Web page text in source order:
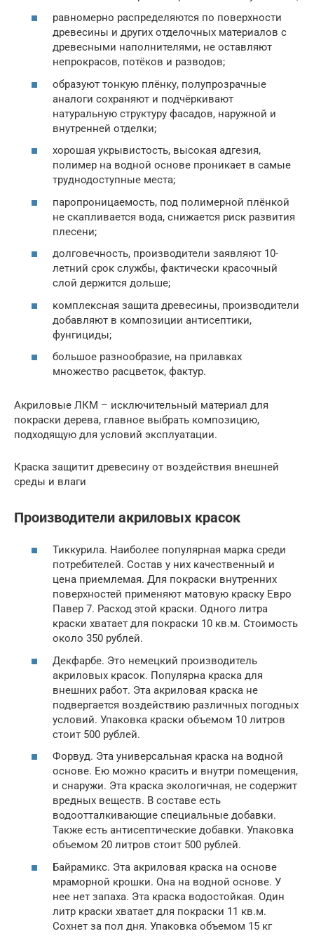
равномерно распределяются по поверхности
древесины и других отделочных материалов с
древесными наполнителями, не оставляют
непрокрасов, потёков и разводов;
образуют тонкую плёнку, полупрозрачные
аналоги сохраняют и подчёркивают
натуральную структуру фасадов, наружной и
внутренней отделки;
хорошая укрывистость, высокая адгезия,
полимер на водной основе проникает в самые
труднодоступные места;
паропроницаемость, под полимерной плёнкой
не скапливается вода, снижается риск развития
плесени;
долговечность, производители заявляют 10-
летний срок службы, фактически красочный
слой держится дольше;
комплексная защита древесины, производители
добавляют в композиции антисептики,
фунгициды;
большое разнообразие, на прилавках
множество расцветок, фактур.
Акриловые ЛКМ – исключительный материал для
покраски дерева, главное выбрать композицию,
подходящую для условий эксплуатации.
Краска защитит древесину от воздействия внешней
среды и влаги
Производители акриловых красок
Тиккурила. Наиболее популярная марка среди
потребителей. Состав у них качественный и
цена приемлемая. Для покраски внутренних
поверхностей применяют матовую краску Евро
Павер 7. Расход этой краски. Одного литра
краски хватает для покраски 10 кв.м. Стоимость
около 350 рублей.
Декфарбе. Это немецкий производитель
акриловых красок. Популярна краска для
внешних работ. Эта акриловая краска не
подвергается воздействию различных погодных
условий. Упаковка краски объемом 10 литров
стоит 500 рублей.
Форвуд. Эта универсальная краска на водной
основе. Ею можно красить и внутри помещения,
и снаружи. Эта краска экологичная, не содержит
вредных веществ. В составе есть
водоотталкивающие специальные добавки.
Также есть антисептические добавки. Упаковка
объемом 20 литров стоит 500 рублей.
Байрамикс. Эта акриловая краска на основе
мраморной крошки. Она на водной основе. У
нее нет запаха. Эта краска водостойкая. Один
литр краски хватает для покраски 11 кв.м.
Сохнет за пол дня. Упаковка объемом 15 кг